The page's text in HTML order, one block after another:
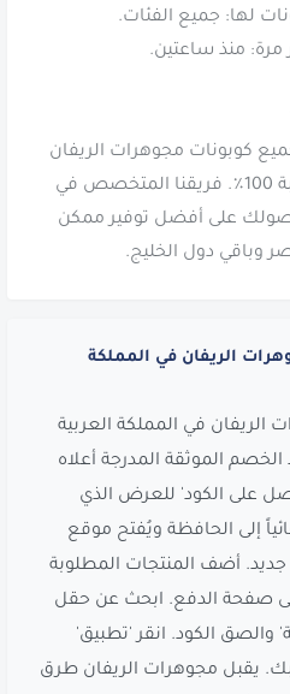
كوبونات مجوهرات الريفان
يومياً لضمان فعاليتها بنسبة 100٪. فريقنا المتخصص في
على أفضل توفير ممكن
وباقي دول الخليج.
الريفان في المملكة
في المملكة العربية
الموثقة المدرجة أعلاه
على الكود' للعرض الذي
إلى الحافظة ويُفتح موقع
أضف المنتجات المطلوبة
صفحة الدفع. ابحث عن حقل
والصق الكود. انقر 'تطبيق'
يقبل مجوهرات الريفان طرق